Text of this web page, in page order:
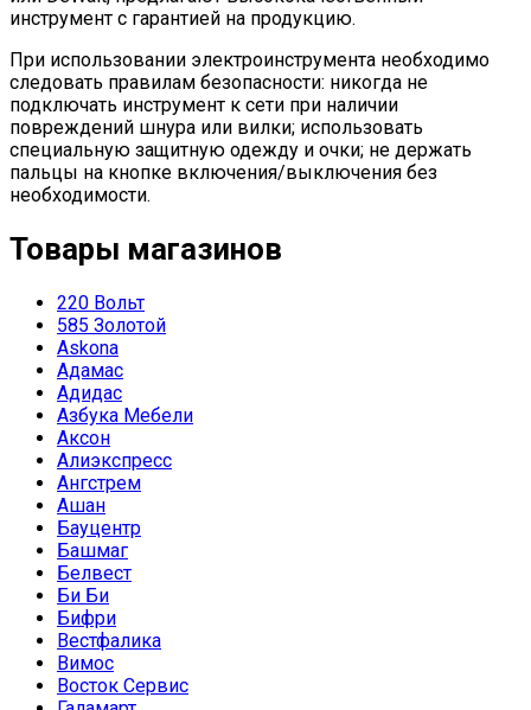
инструмент с гарантией на продукцию.
При использовании электроинструмента необходимо
следовать правилам безопасности: никогда не
подключать инструмент к сети при наличии
повреждений шнура или вилки; использовать
специальную защитную одежду и очки; не держать
пальцы на кнопке включения/выключения без
необходимости.
Товары магазинов
220 Вольт
585 Золотой
Askona
Адамас
Адидас
Азбука Мебели
Аксон
Алиэкспресс
Ангстрем
Ашан
Бауцентр
Башмаг
Белвест
Би Би
Бифри
Вестфалика
Вимос
Восток Сервис